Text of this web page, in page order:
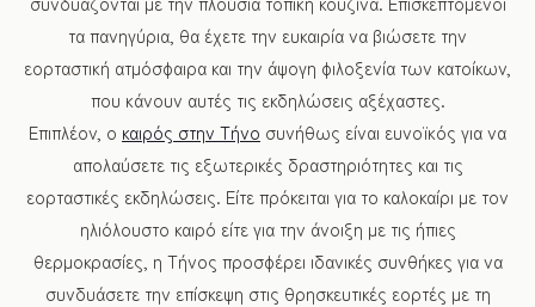
τα πανηγύρια, θα έχετε την ευκαιρία να βιώσετε την
εορταστική ατμόσφαιρα και την άψογη φιλοξενία των κατοίκων,
που κάνουν αυτές τις εκδηλώσεις αξέχαστες.
Επιπλέον, ο καιρός στην Τήνο συνήθως είναι ευνοϊκός για να
απολαύσετε τις εξωτερικές δραστηριότητες και τις
εορταστικές εκδηλώσεις. Είτε πρόκειται για το καλοκαίρι με τον
ηλιόλουστο καιρό είτε για την άνοιξη με τις ήπιες
θερμοκρασίες, η Τήνος προσφέρει ιδανικές συνθήκες για να
συνδυάσετε την επίσκεψη στις θρησκευτικές εορτές με τη